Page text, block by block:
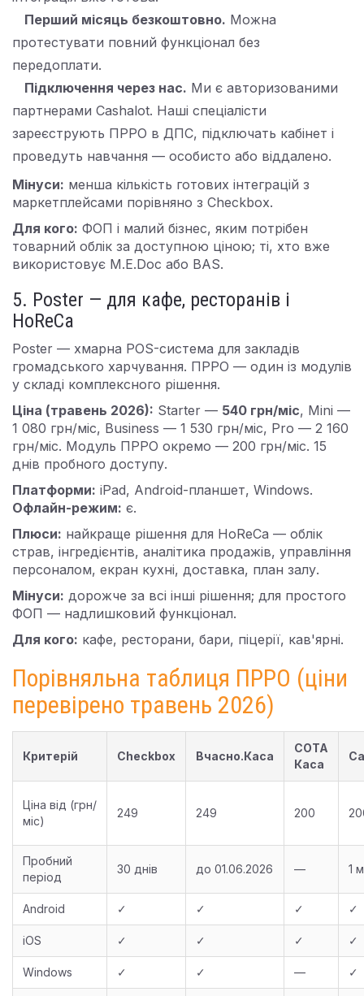
Перший місяць безкоштовно. Можна
протестувати повний функціонал без
передоплати.
Підключення через нас. Ми є авторизованими
партнерами Cashalot. Наші спеціалісти
зареєструють ПРРО в ДПС, підключать кабінет і
проведуть навчання — особисто або віддалено.
Мінуси: менша кількість готових інтеграцій з
маркетплейсами порівняно з Checkbox.
Для кого: ФОП і малий бізнес, яким потрібен
товарний облік за доступною ціною; ті, хто вже
використовує M.E.Doc або BAS.
5. Poster — для кафе, ресторанів і
HoReCa
Poster — хмарна POS-система для закладів
громадського харчування. ПРРО — один із модулів
у складі комплексного рішення.
Ціна (травень 2026): Starter — 540 грн/міс, Mini —
1 080 грн/міс, Business — 1 530 грн/міс, Pro — 2 160
грн/міс. Модуль ПРРО окремо — 200 грн/міс. 15
днів пробного доступу.
Платформи: iPad, Android-планшет, Windows.
Офлайн-режим: є.
Плюси: найкраще рішення для HoReCa — облік
страв, інгредієнтів, аналітика продажів, управління
персоналом, екран кухні, доставка, план залу.
Мінуси: дорожче за всі інші рішення; для простого
ФОП — надлишковий функціонал.
Для кого: кафе, ресторани, бари, піцерії, кав'ярні.
Порівняльна таблиця ПРРО (ціни
перевірено травень 2026)
Критерій Checkbox Вчасно.Каса
СОТА
Каса
Ціна від (грн/
міс)
249 249 200
Пробний
період
30 днів до 01.06.2026 — 1
Android ✓ ✓ ✓ ✓
iOS ✓ ✓ ✓ ✓
Windows ✓ ✓ — ✓